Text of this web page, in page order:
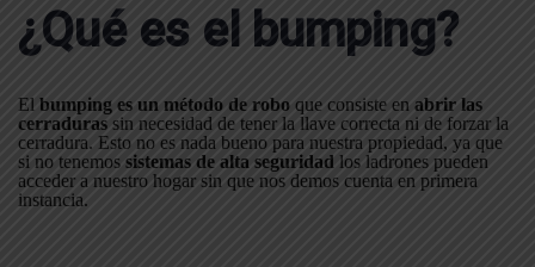
¿Qué es el bumping?
El bumping es un método de robo que consiste en abrir las
cerraduras sin necesidad de tener la llave correcta ni de forzar la
cerradura. Esto no es nada bueno para nuestra propiedad, ya que
si no tenemos sistemas de alta seguridad los ladrones pueden
acceder a nuestro hogar sin que nos demos cuenta en primera
instancia.